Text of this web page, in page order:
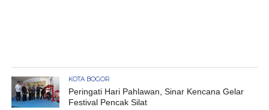
KOTA BOGOR
Peringati Hari Pahlawan, Sinar Kencana Gelar
Festival Pencak Silat